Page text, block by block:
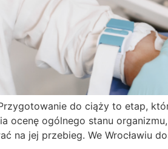
do ciąży to etap,
ocenę ogólnego stanu
na jej przebieg. We Wrocławiu